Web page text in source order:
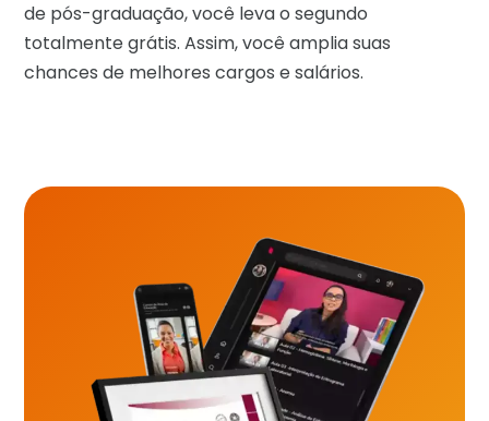
de pós-graduação, você leva o segundo
totalmente grátis. Assim, você amplia suas
chances de melhores cargos e salários.